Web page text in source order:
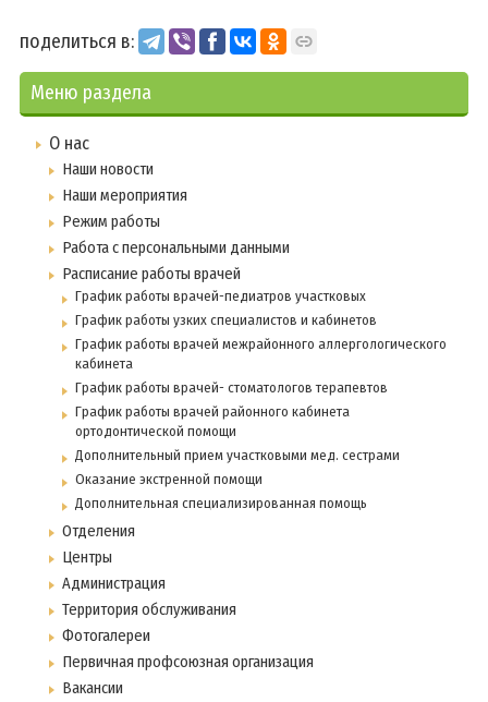
поделиться в:
Меню раздела
О нас
Наши новости
Наши мероприятия
Режим работы
Работа с персональными данными
Расписание работы врачей
График работы врачей-педиатров участковых
График работы узких специалистов и кабинетов
График работы врачей межрайонного аллергологического
кабинета
График работы врачей- стоматологов терапевтов
График работы врачей районного кабинета
ортодонтической помощи
Дополнительный прием участковыми мед. сестрами
Оказание экстренной помощи
Дополнительная специализированная помощь
Отделения
Центры
Администрация
Территория обслуживания
Фотогалереи
Первичная профсоюзная организация
Вакансии